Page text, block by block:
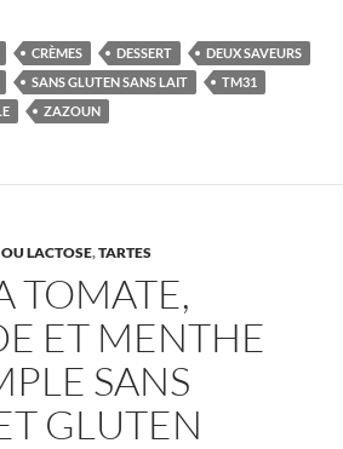
CRÈMES DESSERT
DEUX SAVEURS
SANS GLUTEN SANS LAIT
TM31
ZAZOUN
LACTOSE,TARTES
TOMATE,
ET MENTHE
SANS
GLUTEN